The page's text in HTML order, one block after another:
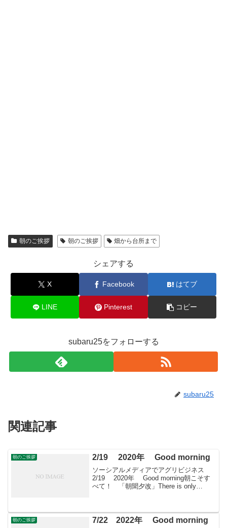
朝のご挨拶 朝のご挨拶 畑から台所まで
シェアする
X Facebook はてブ
LINE Pinterest コピー
subaru25をフォローする
subaru25
関連記事
朝のご挨拶 2/19 2020年 Good morning
ソーシアルメディアでアグリビジネス
2/19 2020年 Good morning朝こそす
べて！ 「朝聞夕改」There is only
朝のご挨拶 7/22 2022年 Good morning